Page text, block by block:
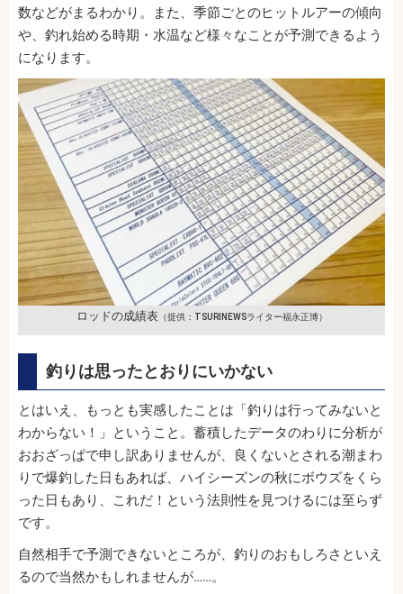
数などがまるわかり。また、季節ごとのヒットルアーの傾向
や、釣れ始める時期・水温など様々なことが予測できるよう
になります。
ロッドの成績表（提供：TSURINEWSライター福永正博）
釣りは思ったとおりにいかない
とはいえ、もっとも実感したことは「釣りは行ってみないと
わからない！」ということ。蓄積したデータのわりに分析が
おおざっぱで申し訳ありませんが、良くないとされる潮まわ
りで爆釣した日もあれば、ハイシーズンの秋にボウズをくら
った日もあり、これだ！という法則性を見つけるには至らず
です。
自然相手で予測できないところが、釣りのおもしろさといえ
るので当然かもしれませんが……。